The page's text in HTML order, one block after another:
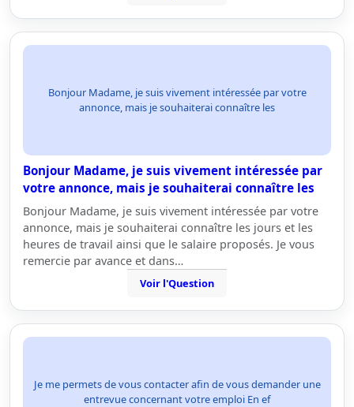
Bonjour Madame, je suis vivement intéressée par votre
annonce, mais je souhaiterai connaître les
Bonjour Madame, je suis vivement intéressée par
votre annonce, mais je souhaiterai connaître les
Bonjour Madame, je suis vivement intéressée par votre
annonce, mais je souhaiterai connaître les jours et les
heures de travail ainsi que le salaire proposés. Je vous
remercie par avance et dans…
Voir l'Question
Je me permets de vous contacter afin de vous demander une
entrevue concernant votre emploi En ef